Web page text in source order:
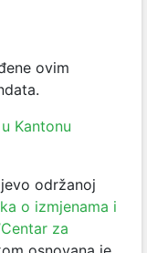
ovim
Kantonu
održanoj
o izmjenama i
za